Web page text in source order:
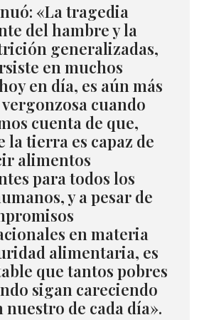
«La tragedia
del hambre y la
generalizadas,
en muchos
en día, es aún más
cuando
cuenta de que,
la tierra es capaz de
alimentos
para todos los
y a pesar de
en materia
alimentaria, es
que tantos pobres
sigan careciendo
nuestro de cada día».